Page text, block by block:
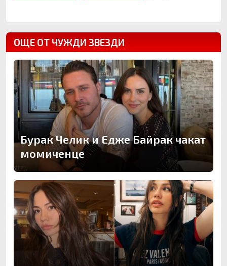
ОЩЕ ОТ ЧУЖДИ ЗВЕЗДИ
Бурак Челик и Едже Байрак чакат
момиченце